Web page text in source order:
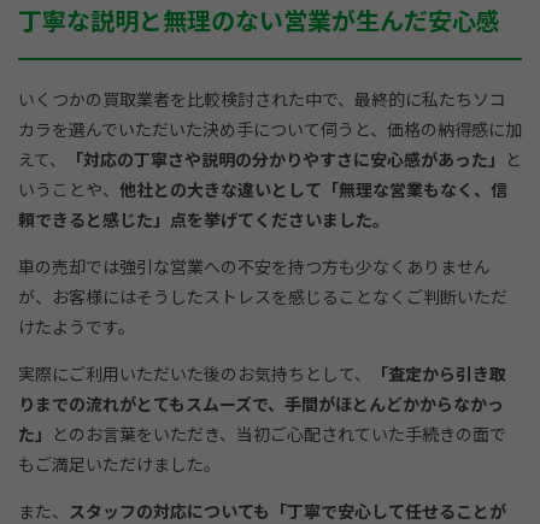
丁寧な説明と無理のない営業が生んだ安心感
いくつかの買取業者を比較検討された中で、最終的に私たちソコ
カラを選んでいただいた決め手について伺うと、価格の納得感に加
えて、
「対応の丁寧さや説明の分かりやすさに安心感があった」 と
いうことや、 他社との大きな違いとして「無理な営業もなく、信
頼できると感じた」点を挙げてくださいました。
車の売却では強引な営業への不安を持つ方も少なくありません
が、お客様にはそうしたストレスを感じることなくご判断いただ
けたようです。
実際にご利用いただいた後のお気持ちとして、
「査定から引き取
りまでの流れがとてもスムーズで、手間がほとんどかからなかっ
た」 とのお言葉をいただき、当初ご心配されていた手続きの面で
もご満足いただけました。
また、 スタッフの対応についても「丁寧で安心して任せることが